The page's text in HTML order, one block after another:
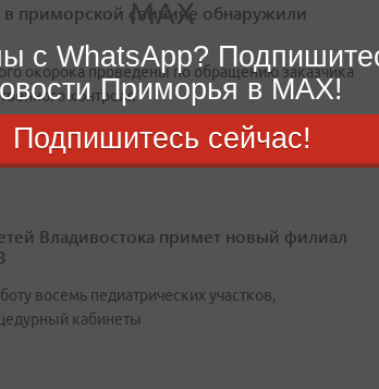
в приморской свинине обнаружили
окорока проведены по обращению заказчика
контроля
Владивостока примет новый филиал
восемь педиатрических участков,
кабинеты
с WhatsApp?
Приморья в MAX!
Подпишитесь сейчас!